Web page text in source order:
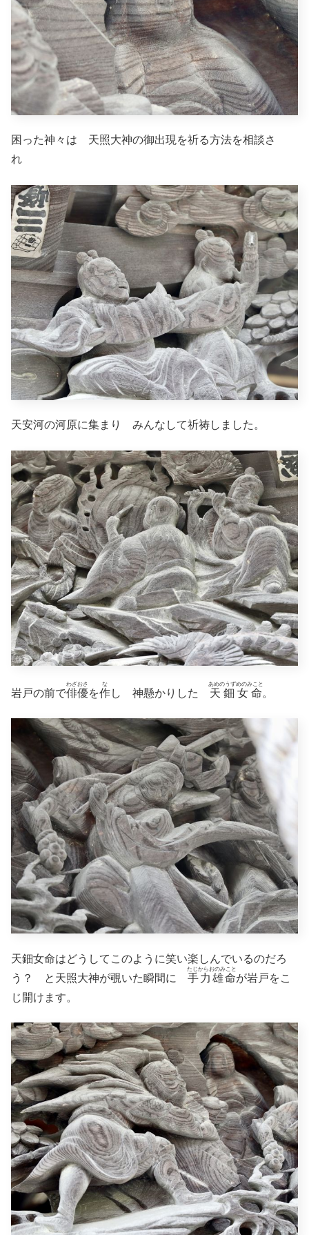
困った神々は 天照大神の御出現を祈る方法を相談さ
れ
天安河の河原に集まり みんなして祈祷しました。
岩戸の前で俳優
わざおさ
を作
な
し 神懸かりした 天鈿女命
あめのうずめのみこと
。
天鈿女命はどうしてこのように笑い楽しんでいるのだろ
う？ と天照大神が覗いた瞬間に 手力雄命
たじからおのみこと
が岩戸をこ
じ開けます。